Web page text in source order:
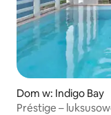
Dom w: Indigo Bay
Préstige –